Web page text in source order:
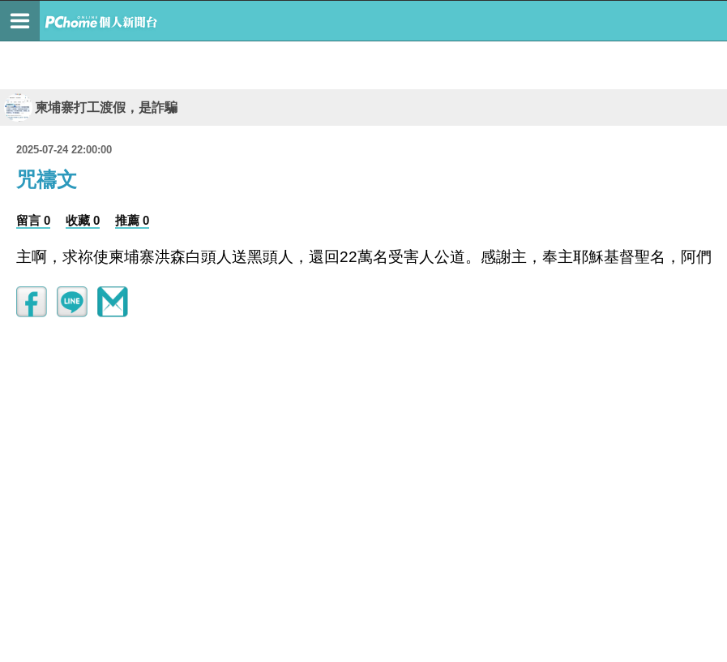
柬埔寨打工渡假，是詐騙
2025-07-24 22:00:00
咒禱文
留言 0 收藏 0 推薦 0
主啊，求祢使柬埔寨洪森白頭人送黑頭人，還回22萬名受害人公道。感謝主，奉主耶穌基督聖名，阿們